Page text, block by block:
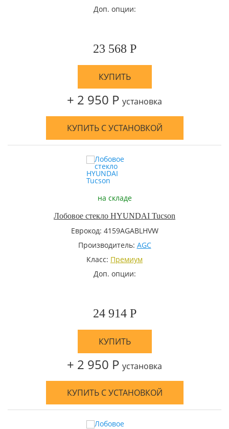
Доп. опции:
23 568 Р
КУПИТЬ
+ 2 950 Р установка
КУПИТЬ С УСТАНОВКОЙ
на складе
Лобовое стекло HYUNDAI Tucson
Еврокод: 4159AGABLHVW
Производитель: AGC
Класс: Премиум
Доп. опции:
24 914 Р
КУПИТЬ
+ 2 950 Р установка
КУПИТЬ С УСТАНОВКОЙ